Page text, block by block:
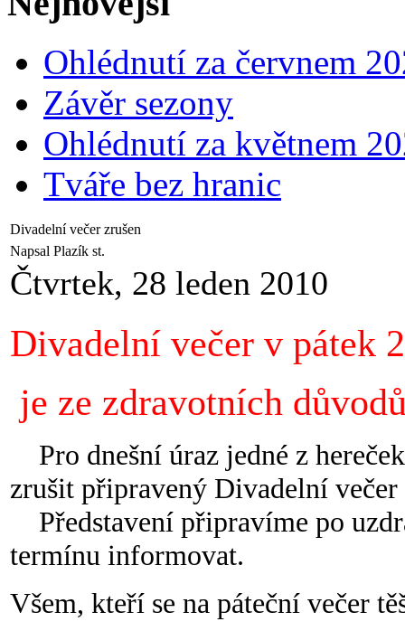
Ohlédnutí za červnem
Závěr sezony
Ohlédnutí za květnem
Tváře bez hranic
Divadelní večer zrušen
Napsal Plazík st.
Čtvrtek, 28 leden 2010
Divadelní večer v pátek
je ze zdravotních
Pro dnešní úraz jedné z
zrušit připravený Divadelní
Představení připravíme po
termínu informovat.
Všem, kteří se na páteční večer